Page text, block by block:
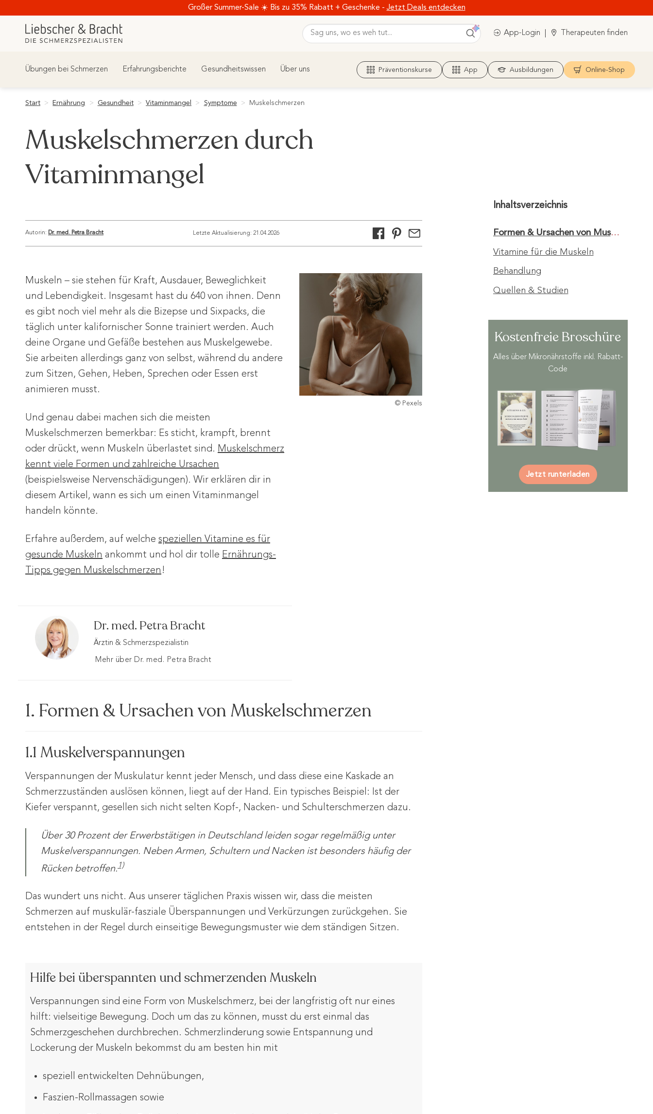
springen
Großer Summer-Sale ☀️ Bis zu 35% Rabatt + Geschenke - Jetzt Deals entdecken
App-Login Therapeuten finden
Übungen bei Schmerzen Erfahrungsberichte Gesundheitswissen Über uns Präventionskurse App Ausbildungen Online-Shop
Start > Ernährung > Gesundheit > Vitaminmangel > Symptome > Muskelschmerzen
Inhaltsverzeichnis
Formen & Ursachen von Muskelschmerz
Vitamine für die Muskeln
Behandlung
Quellen & Studien
Kostenfreie Broschüre
Alles über Mikronährstoffe inkl. Rabatt-
Code
Jetzt runterladen
Muskelschmerzen durch
Vitaminmangel
Autorin: Dr. med. Petra Bracht Letzte Aktualisierung: 21.04.2026
Muskeln – sie stehen für Kraft, Ausdauer, Beweglichkeit
und Lebendigkeit. Insgesamt hast du 640 von ihnen. Denn
es gibt noch viel mehr als die Bizepse und Sixpacks, die
täglich unter kalifornischer Sonne trainiert werden. Auch
deine Organe und Gefäße bestehen aus Muskelgewebe.
Sie arbeiten allerdings ganz von selbst, während du andere
zum Sitzen, Gehen, Heben, Sprechen oder Essen erst
animieren musst.
Und genau dabei machen sich die meisten
Muskelschmerzen bemerkbar: Es sticht, krampft, brennt
oder drückt, wenn Muskeln überlastet sind. Muskelschmerz
kennt viele Formen und zahlreiche Ursachen
(beispielsweise Nervenschädigungen). Wir erklären dir in
diesem Artikel, wann es sich um einen Vitaminmangel
handeln könnte.
Erfahre außerdem, auf welche speziellen Vitamine es für
gesunde Muskeln ankommt und hol dir tolle Ernährungs-
Tipps gegen Muskelschmerzen !
Dr. med. Petra Bracht
Ärztin & Schmerzspezialistin
Mehr über Dr. med. Petra Bracht
© Pexels
1. Formen & Ursachen von Muskelschmerzen
1.1 Muskelverspannungen
Verspannungen der Muskulatur kennt jeder Mensch, und dass diese eine Kaskade an
Schmerzzuständen auslösen können, liegt auf der Hand. Ein typisches Beispiel: Ist der
Kiefer verspannt, gesellen sich nicht selten Kopf-, Nacken- und Schulterschmerzen dazu.
Über 30 Prozent der Erwerbstätigen in Deutschland leiden sogar regelmäßig unter
Muskelverspannungen. Neben Armen, Schultern und Nacken ist besonders häufig der
Rücken betroffen. 1)
Das wundert uns nicht. Aus unserer täglichen Praxis wissen wir, dass die meisten
Schmerzen auf muskulär-fasziale Überspannungen und Verkürzungen zurückgehen. Sie
entstehen in der Regel durch einseitige Bewegungsmuster wie dem ständigen Sitzen.
Hilfe bei überspannten und schmerzenden Muskeln
Verspannungen sind eine Form von Muskelschmerz, bei der langfristig oft nur eines
hilft: vielseitige Bewegung. Doch um das zu können, musst du erst einmal das
Schmerzgeschehen durchbrechen. Schmerzlinderung sowie Entspannung und
Lockerung der Muskeln bekommst du am besten hin mit
speziell entwickelten Dehnübungen,
Faszien-Rollmassagen sowie